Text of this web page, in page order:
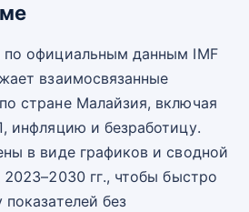
официальным данным IMF
взаимосвязанные
стране Малайзия, включая
инфляцию и безработицу.
в виде графиков и сводной
гг., чтобы быстро
без